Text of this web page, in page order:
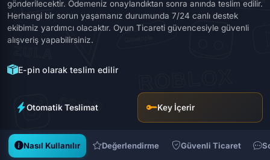
gönderilecektir. Ödemeniz onaylandıktan sonra anında teslim edilir.
Herhangi bir sorun yaşamanız durumunda 7/24 canlı destek
ekibimiz yardımcı olacaktır. Oyun Ticareti güvencesiyle güvenli
alışveriş yapabilirsiniz.
E-pin olarak teslim edilir
Otomatik Teslimat Key İçerir
Nasıl Kullanılır Değerlendirme Güvenli Ticaret